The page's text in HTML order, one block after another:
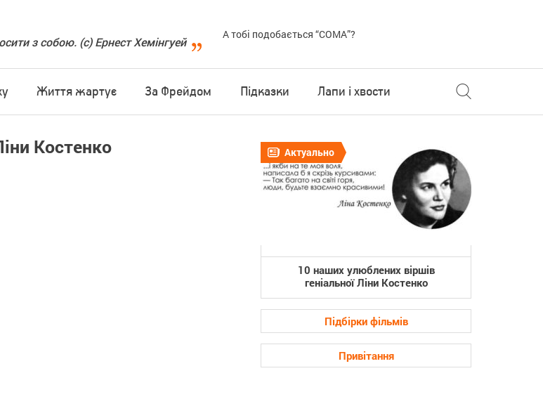
з собою. (с) Ернест Хемінгуей
А тобі подобається “COMA”?
Життя жартує За Фрейдом Підказки Лапи і хвости
Костенко Актуально
10 наших улюблених віршів
геніальної Ліни Костенко
Підбірки фільмів
Привітання